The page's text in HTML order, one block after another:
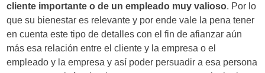
cliente importante o de un empleado muy valioso. Por lo
que su bienestar es relevante y por ende vale la pena tener
en cuenta este tipo de detalles con el fin de afianzar aún
más esa relación entre el cliente y la empresa o el
empleado y la empresa y así poder persuadir a esa persona